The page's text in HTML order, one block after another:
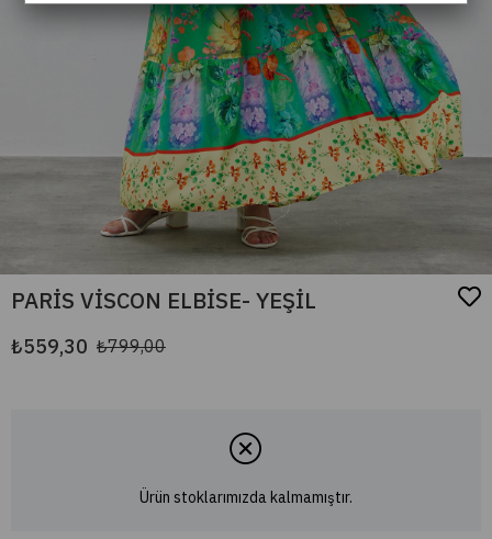
PARİS VİSCON ELBİSE- YEŞİL
₺799,00
₺559,30
Ürün stoklarımızda kalmamıştır.